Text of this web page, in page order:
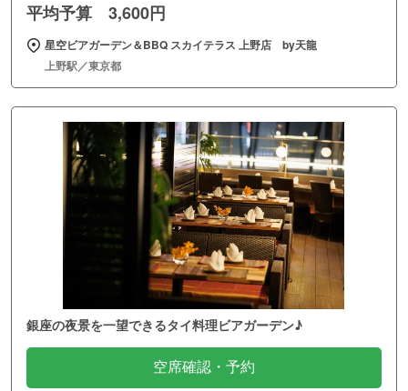
平均予算 3,600円
星空ビアガーデン＆BBQ スカイテラス 上野店 by天龍
上野駅／東京都
銀座の夜景を一望できるタイ料理ビアガーデン♪
空席確認・予約